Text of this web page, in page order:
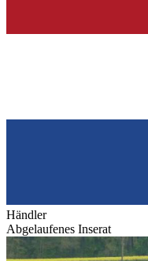
Händler
Abgelaufenes Inserat